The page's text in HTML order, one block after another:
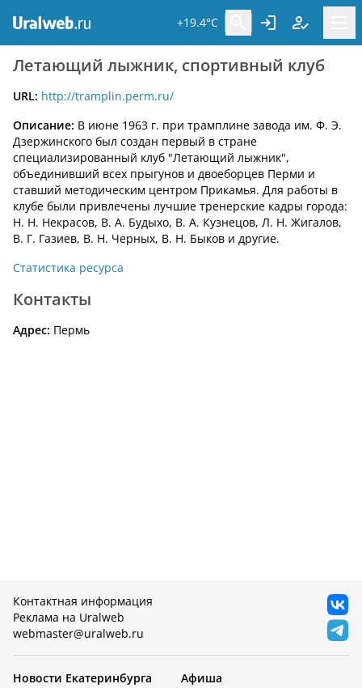
+19.4°C
Летающий лыжник, спортивный клуб
URL: http://tramplin.perm.ru/
Описание: В июне 1963 г. при трамплине завода им. Ф. Э.
Дзержинского был создан первый в стране
специализированный клуб "Летающий лыжник",
объединивший всех прыгунов и двоеборцев Перми и
ставший методическим центром Прикамья. Для работы в
клубе были привлечены лучшие тренерские кадры города:
Н. Н. Некрасов, В. А. Будыхо, В. А. Кузнецов, Л. Н. Жигалов,
В. Г. Газиев, В. Н. Черных, В. Н. Быков и другие.
Статистика ресурса
Контакты
Адрес: Пермь
Контактная информация
Реклама на Uralweb
webmaster@uralweb.ru
Новости Екатеринбурга
Афиша